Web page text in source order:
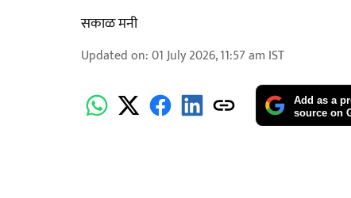
सकाळ मनी
Updated on:01 July 2026, 11:57 am IST
Add as a
source on